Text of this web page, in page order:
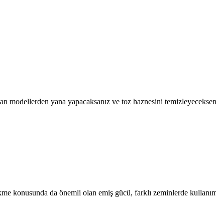
modellerden yana yapacaksanız ve toz haznesini
konusunda da önemli olan emiş gücü, farklı zeminlerde